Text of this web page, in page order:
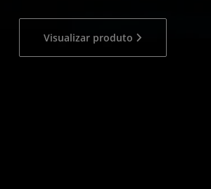
Visualizar produto